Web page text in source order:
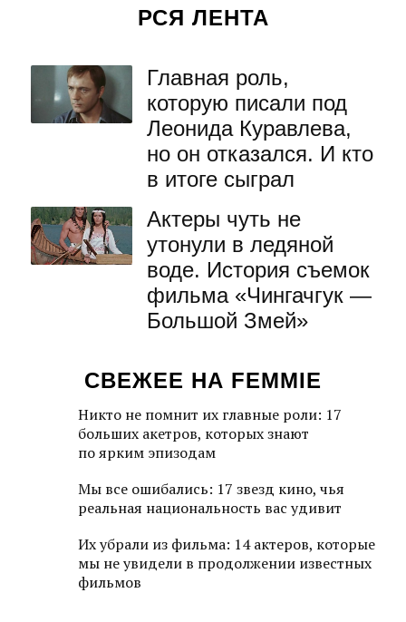
РСЯ ЛЕНТА
Главная роль,
которую писали под
Леонида Куравлева,
но он отказался. И кто
в итоге сыграл
Актеры чуть не
утонули в ледяной
воде. История съемок
фильма «Чингачгук —
Большой Змей»
СВЕЖЕЕ НА FEMMIE
Никто не помнит их главные роли: 17
больших акетров, которых знают
по ярким эпизодам
Мы все ошибались: 17 звезд кино, чья
реальная национальность вас удивит
Их убрали из фильма: 14 актеров, которые
мы не увидели в продолжении известных
фильмов